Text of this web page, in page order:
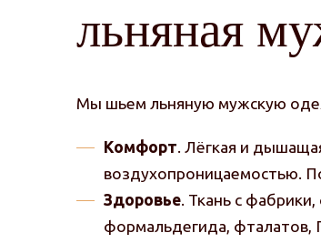
льняная
Мы шьем льняную мужскую
Комфорт. Лёгкая и
воздухопроницаемостью.
Здоровье. Ткань с
формальдегида, фталатов,